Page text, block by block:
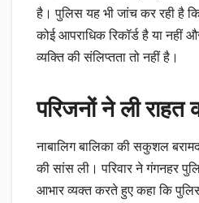
है। पुलिस यह भी जांच कर रही है
कोई आपराधिक रिकॉर्ड है या नहीं
व्यक्ति की संलिप्तता तो नहीं है।
परिजनों ने ली राहत
नाबालिग बालिका की सकुशल
की सांस ली। परिवार ने गंगनहर
आभार व्यक्त करते हुए कहा कि